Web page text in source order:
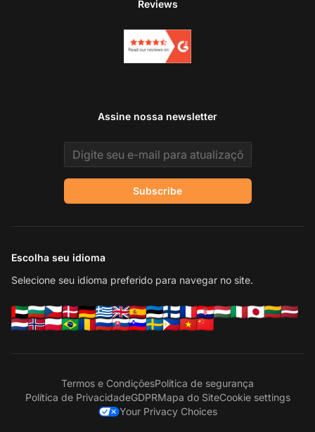
Reviews
Assine nossa newsletter
Email address
Subscribe
Escolha seu idioma
Selecione seu idioma preferido para navegar no site.
Termos e CondiçõesPolítica de segurança
Política de PrivacidadeGDPRMapa do SiteCookie settings
Your Privacy Choices